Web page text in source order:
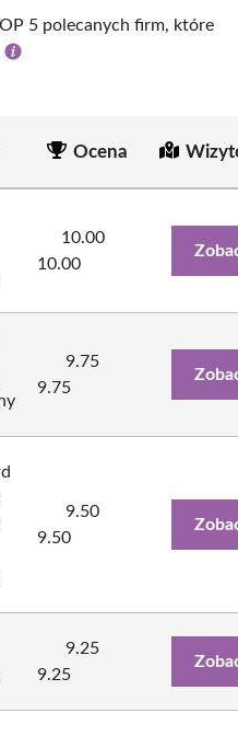
5 polecanych firm, które
Ocena
10.00
10.00
9.75
9.75
9.50
9.50
9.25
9.25